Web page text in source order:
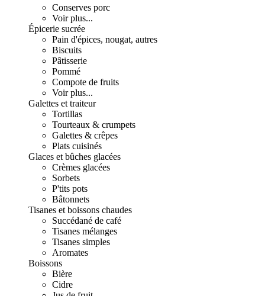
Conserves porc
Voir plus...
Épicerie sucrée
Pain d'épices, nougat, autres
Biscuits
Pâtisserie
Pommé
Compote de fruits
Voir plus...
Galettes et traiteur
Tortillas
Tourteaux & crumpets
Galettes & crêpes
Plats cuisinés
Glaces et bûches glacées
Crèmes glacées
Sorbets
P'tits pots
Bâtonnets
Tisanes et boissons chaudes
Succédané de café
Tisanes mélanges
Tisanes simples
Aromates
Boissons
Bière
Cidre